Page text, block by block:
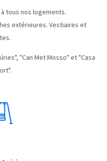
tous nos logements.
extérieures. Vestiaires et
"Can Met Mosso" et "Casa